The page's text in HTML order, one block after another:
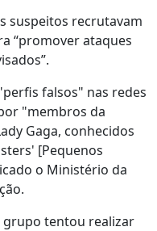
suspeitos recrutavam
“promover ataques
falsos" nas redes
"membros da
Gaga, conhecidos
[Pequenos
o Ministério da
grupo tentou realizar